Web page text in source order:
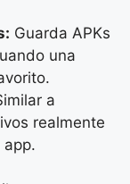
Guarda APKs
una
a
realmente